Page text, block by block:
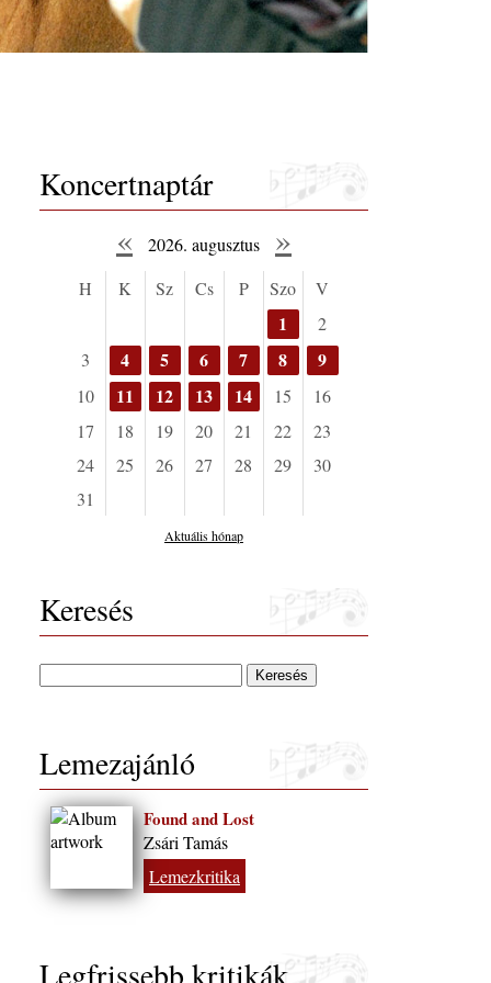
Koncertnaptár
« 2026. augusztus »
H K Sz Cs P Szo V
1
2
3
4 5 6 7 8 9
10 11 12 13 14 15
16
17
18 19 20 21 22
23
24
25 26 27 28 29
30
31
Aktuális hónap
Keresés
Lemezajánló
Found and Lost
Zsári Tamás
Lemezkritika
Legfrissebb kritikák